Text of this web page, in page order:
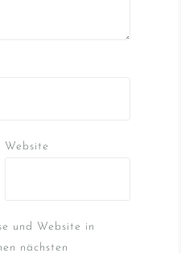
Website
und Website in
nächsten